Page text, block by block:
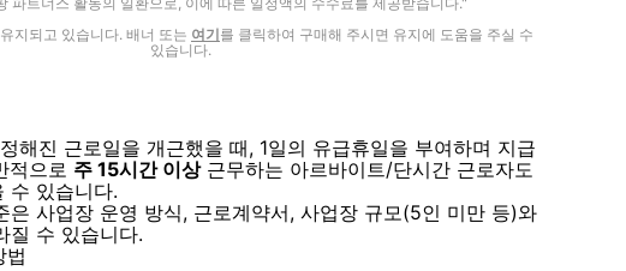
지되고 있습니다. 배너 또는 여기를 클릭하여 구매해 주시면 유지에 도움을 주실 수
있습니다.
해진 근로일을 개근했을 때, 1일의 유급휴일을 부여하며 지급
적으로 주 15시간 이상근무하는 아르바이트/단시간 근로자도
수 있습니다.
은 사업장 운영 방식, 근로계약서, 사업장 규모(5인 미만 등)와
질 수 있습니다.
법